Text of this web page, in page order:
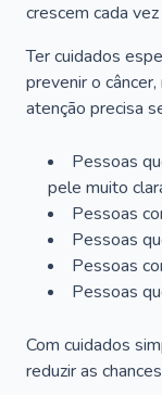
crescem cada vez
Ter cuidados
prevenir o
atenção precisa
Pessoas
pele muito
Pessoas
Pessoas
Pessoas
Pessoas
Com cuidados
reduzir as